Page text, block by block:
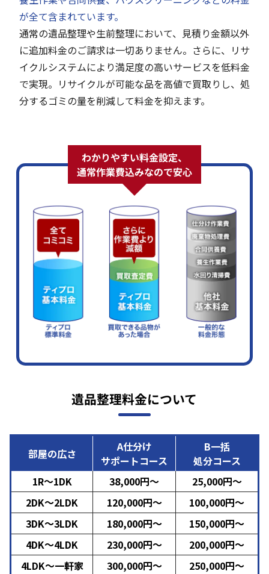
が全て含まれています。
通常の遺品整理や生前整理において、見積り金額以外
に追加料金のご請求は一切ありません。さらに、リサ
イクルシステムにより満足度の高いサービスを低料金
で実現。リサイクルが可能な品を高値で買取りし、処
分するゴミの量を削減して料金を抑えます。
わかりやすい料金設定、
通常作業費込みなので安心
遺品整理料金について
部屋の広さ
A仕分け
サポートコース
B一括
処分コース
1R～1DK
38,000円～
25,000円～
2DK～2LDK
120,000円～
100,000円～
3DK～3LDK
180,000円～
150,000円～
4DK～4LDK
230,000円～
200,000円～
4LDK～一軒家
300,000円～ 250,000円～